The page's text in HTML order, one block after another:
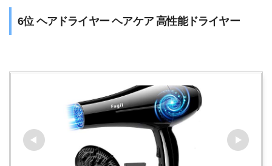
6位 ヘアドライヤー ヘアケア 高性能ドライヤー